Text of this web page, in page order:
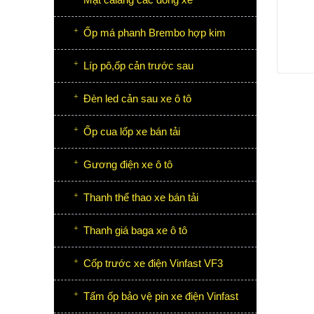
Ốp má phanh Brembo hợp kim
Líp pô,ốp cản trước sau
Đèn led cản sau xe ô tô
Ốp cua lốp xe bán tải
Gương điện xe ô tô
Thanh thể thao xe bán tải
Thanh giá baga xe ô tô
Cốp trước xe điện Vinfast VF3
Tấm ốp bảo vệ pin xe điện Vinfast